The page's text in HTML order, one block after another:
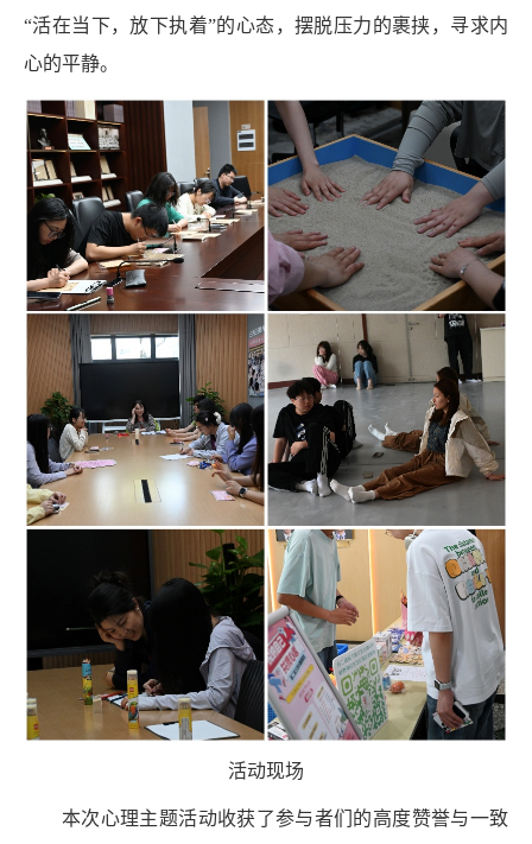
“活在当下，放下执着”的心态，摆脱压力的裹挟，寻求内
心的平静。
活动现场
本次心理主题活动收获了参与者们的高度赞誉与一致